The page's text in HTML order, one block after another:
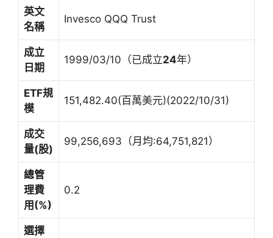
英文
名稱
Invesco QQQ Trust
成立
日期
1999/03/10（已成立24年）
ETF規
模
151,482.40(百萬美元)(2022/10/31)
成交
量(股)
99,256,693（月均:64,751,821）
總管
理費
用(%)
0.2
選擇